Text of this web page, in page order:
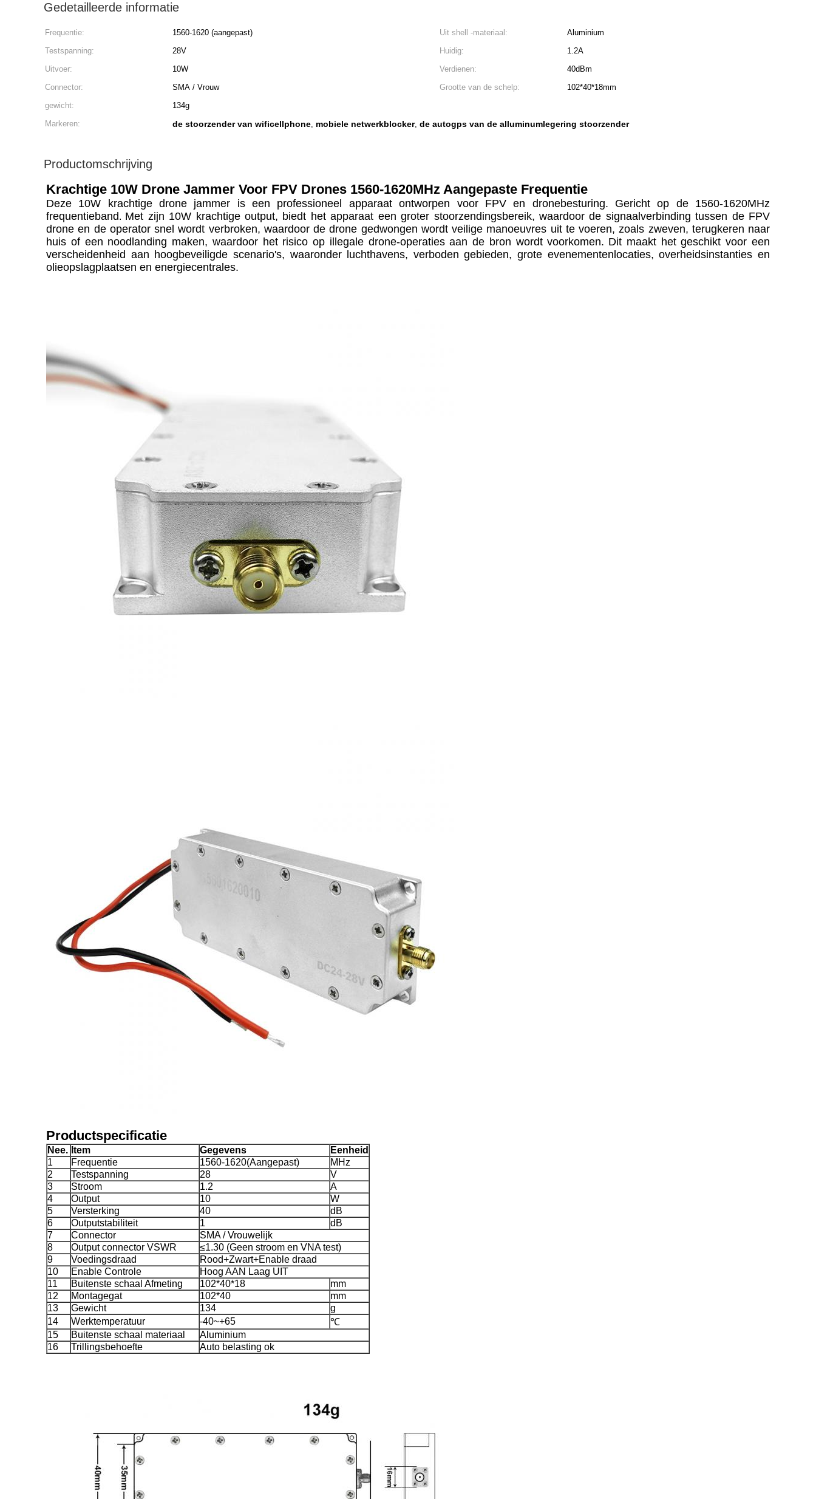
Gedetailleerde informatie
Frequentie: 1560-1620 (aangepast) Uit shell -materiaal:
Aluminium
Testspanning:
28V Huidig:
1.2A
Uitvoer:
10W Verdienen:
40dBm
Connector:
SMA / Vrouw Grootte van de schelp:
102*40*18mm
gewicht:
134g
Markeren:
de stoorzender van wificellphone, mobiele netwerkblocker, de autogps van de alluminumlegering stoorzender
Productomschrijving
Krachtige 10W Drone Jammer Voor FPV Drones 1560-1620MHz Aangepaste Frequentie
Deze 10W krachtige drone jammer is een professioneel apparaat ontworpen voor FPV en dronebesturing. Gericht op de 1560-1620MHz
frequentieband. Met zijn 10W krachtige output, biedt het apparaat een groter stoorzendingsbereik, waardoor de signaalverbinding tussen de FPV
drone en de operator snel wordt verbroken, waardoor de drone gedwongen wordt veilige manoeuvres uit te voeren, zoals zweven, terugkeren naar
huis of een noodlanding maken, waardoor het risico op illegale drone-operaties aan de bron wordt voorkomen. Dit maakt het geschikt voor een
verscheidenheid aan hoogbeveiligde scenario's, waaronder luchthavens, verboden gebieden, grote evenementenlocaties, overheidsinstanties en
olieopslagplaatsen en energiecentrales.
Productspecificatie
Nee. Item Gegevens
Eenheid
1
Frequentie 1560-1620(Aangepast)
MHz
2
Testspanning 28
V
3
Stroom 1.2
A
4
Output 10
W
5
Versterking 40
dB
6
Outputstabiliteit 1
dB
7
Connector
SMA / Vrouwelijk
8
Output connector VSWR
≤1.30 (Geen stroom en VNA test)
9
Voedingsdraad
Rood+Zwart+Enable draad
10
Enable Controle
Hoog AAN Laag UIT
11
Buitenste schaal Afmeting 102*40*18
mm
12
Montagegat 102*40
mm
13
Gewicht 134
g
14
Werktemperatuur -40~+65
℃
15
Buitenste schaal materiaal
Aluminium
16
Trillingsbehoefte Auto belasting ok